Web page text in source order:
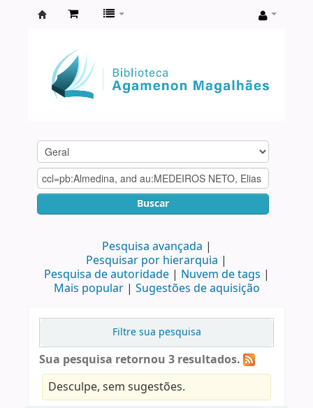
Agamenon
Magalhães
Buscar
Pesquisa avançada
Pesquisar por hierarquia
Pesquisa de autoridade
Nuvem de tags
Mais popular
Sugestões de aquisição
Filtre sua pesquisa
Sua pesquisa retornou 3 resultados.
Desculpe, sem sugestões.